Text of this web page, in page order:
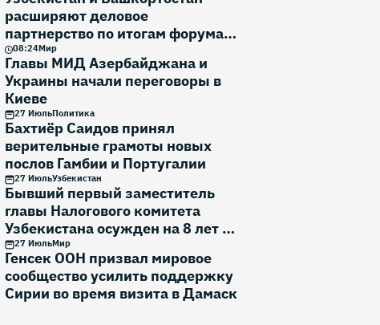
расширяют деловое
партнерство по итогам форума в
Уфе
08:24Мир
Главы МИД Азербайджана и
Украины начали переговоры в
Киеве
27 ИюльПолитика
Бахтиёр Саидов принял
верительные грамоты новых
послов Гамбии и Португалии
27 ИюльУзбекистан
Бывший первый заместитель
главы Налогового комитета
Узбекистана осужден на 8 лет и
2 месяца
27 ИюльМир
Генсек ООН призвал мировое
сообщество усилить поддержку
Сирии во время визита в Дамаск